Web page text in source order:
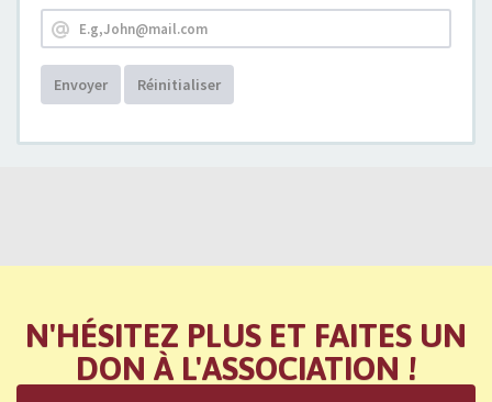
Envoyer Réinitialiser
N'HÉSITEZ PLUS ET FAITES UN
DON À L'ASSOCIATION !